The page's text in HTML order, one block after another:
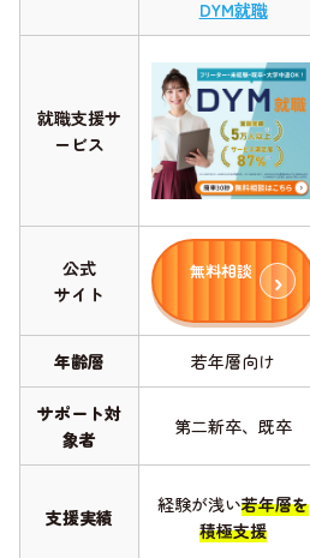
DYM就職
就職支援サ
ービス
公式
サイト
無料相談
年齢層 若年層向け
サポート対
象者
第二新卒、既卒
支援実績
経験が浅い若年層を
積極支援